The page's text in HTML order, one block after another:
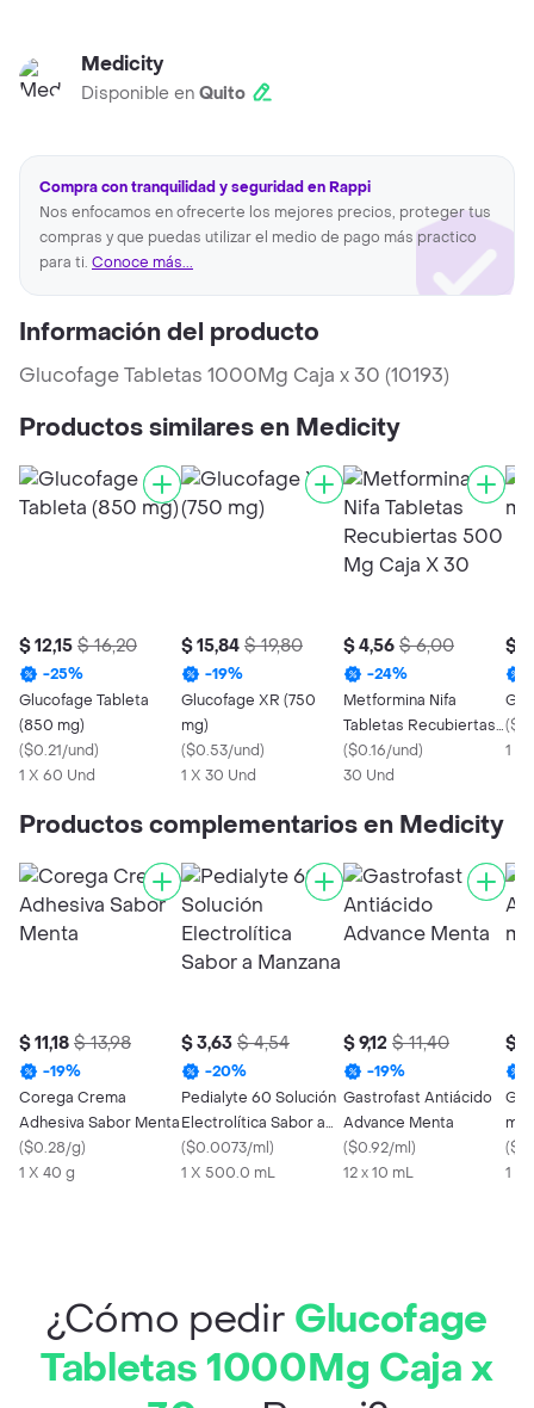
Medicity
Disponible en Quito
Compra con tranquilidad y seguridad en Rappi
Nos enfocamos en ofrecerte los mejores precios, proteger tus
compras y que puedas utilizar el medio de pago más practico
para ti. Conoce más...
Información del producto
Glucofage Tabletas 1000Mg Caja x 30 (10193)
Productos similares en Medicity
$ 12,15 $ 16,20
-25%
Glucofage Tableta
(850 mg)
($0.21/und)
1 X 60 Und
$ 15,84 $ 19,80
-19%
Glucofage XR (750
mg)
($0.53/und)
1 X 30 Und
$ 4,56 $ 6,00
-24%
Metformina Nifa
Tabletas Recubiertas
500 Mg Caja X 30
($0.16/und)
30 Und
$
(
1 X
Productos complementarios en Medicity
$ 11,18 $ 13,98
-19%
Corega Crema
Adhesiva Sabor Menta
($0.28/g)
1 X 40 g
$ 3,63 $ 4,54
-20%
Pedialyte 60 Solución
Electrolítica Sabor a
Manzana
($0.0073/ml)
1 X 500.0 mL
$ 9,12 $ 11,40
-19%
Gastrofast Antiácido
Advance Menta
($0.92/ml)
12 x 10 mL
$
mg)
(
1 X
¿Cómo pedir Glucofage
Tabletas 1000Mg Caja x